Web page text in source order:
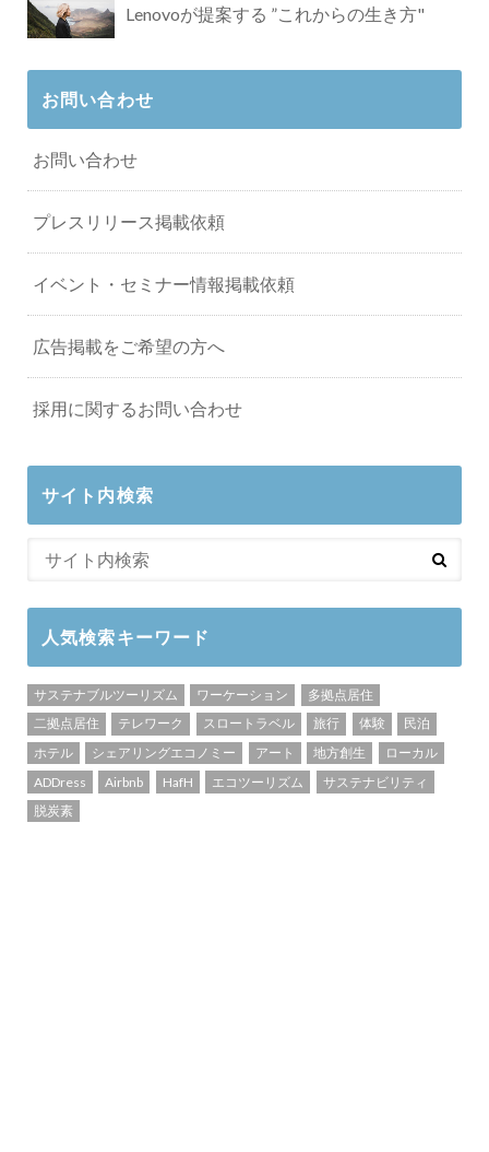
Lenovoが提案する ”これからの生き方"
お問い合わせ
お問い合わせ
プレスリリース掲載依頼
イベント・セミナー情報掲載依頼
広告掲載をご希望の方へ
採用に関するお問い合わせ
サイト内検索
人気検索キーワード
サステナブルツーリズム ワーケーション
多拠点居住
二拠点居住
テレワーク スロートラベル 旅行 体験
民泊
ホテル
シェアリングエコノミー アート 地方創生
ローカル
ADDress
Airbnb HafH エコツーリズム
サステナビリティ
脱炭素